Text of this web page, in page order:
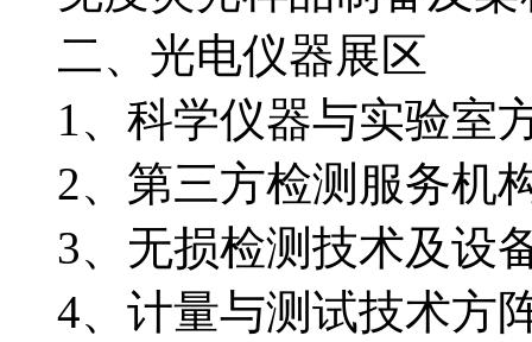
二、光电仪器展区
1、科学仪器与实验室
2、第三方检测服务机
3、无损检测技术及设
4、计量与测试技术方